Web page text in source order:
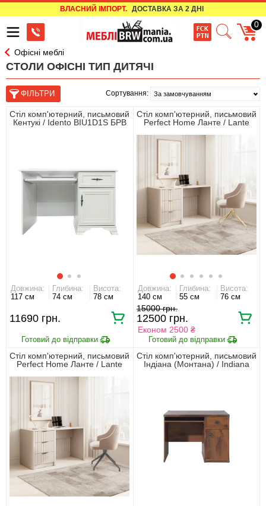
ВЛАСНИЙ ІМПОРТ. ДОСТАВКА ЗА 2 ДНІ
0
Офісні меблі
СТОЛИ ОФІСНІ ТИП ДИТЯЧІ
Сортування:
Стіл комп'ютерний, письмовий
Кентукі / Idento BIU1D1S БРВ
Довжина:
117 см
Глибина:
74 см
Висота:
78 см
11690
Стіл комп'ютерний, письмовий
Perfect Home Ланте / Lante
золотими ручами Беж
Довжина:
140 см
Глибина:
55 см
Висота:
76 см
15000
12500
Економ 2500 ₴
Стіл комп'ютерний, письмовий
Perfect Home Ланте / Lante
чорними ручами Беж
Стіл комп'ютерний, письмовий
Індіана (Монтана) / Indiana